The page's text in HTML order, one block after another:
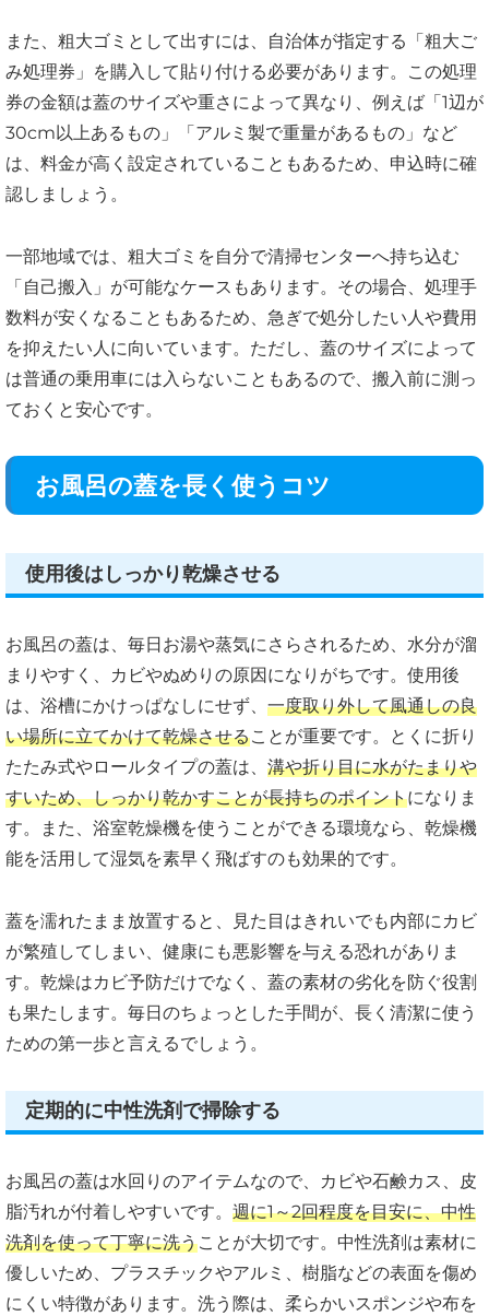
また、粗大ゴミとして出すには、自治体が指定する「粗大ご
み処理券」を購入して貼り付ける必要があります。この処理
券の金額は蓋のサイズや重さによって異なり、例えば「1辺が
30cm以上あるもの」「アルミ製で重量があるもの」など
は、料金が高く設定されていることもあるため、申込時に確
認しましょう。
一部地域では、粗大ゴミを自分で清掃センターへ持ち込む
「自己搬入」が可能なケースもあります。その場合、処理手
数料が安くなることもあるため、急ぎで処分したい人や費用
を抑えたい人に向いています。ただし、蓋のサイズによって
は普通の乗用車には入らないこともあるので、搬入前に測っ
ておくと安心です。
お風呂の蓋を長く使うコツ
使用後はしっかり乾燥させる
お風呂の蓋は、毎日お湯や蒸気にさらされるため、水分が溜
まりやすく、カビやぬめりの原因になりがちです。使用後
は、浴槽にかけっぱなしにせず、 一度取り外して風通しの良
い場所に立てかけて乾燥させることが重要です。とくに折り
たたみ式やロールタイプの蓋は、 溝や折り目に水がたまりや
すいため、しっかり乾かすことが長持ちのポイントになりま
す。また、浴室乾燥機を使うことができる環境なら、乾燥機
能を活用して湿気を素早く飛ばすのも効果的です。
蓋を濡れたまま放置すると、見た目はきれいでも内部にカビ
が繁殖してしまい、健康にも悪影響を与える恐れがありま
す。乾燥はカビ予防だけでなく、蓋の素材の劣化を防ぐ役割
も果たします。毎日のちょっとした手間が、長く清潔に使う
ための第一歩と言えるでしょう。
定期的に中性洗剤で掃除する
お風呂の蓋は水回りのアイテムなので、カビや石鹸カス、皮
脂汚れが付着しやすいです。 週に1～2回程度を目安に、中性
洗剤を使って丁寧に洗うことが大切です。中性洗剤は素材に
優しいため、プラスチックやアルミ、樹脂などの表面を傷め
にくい特徴があります。洗う際は、柔らかいスポンジや布を